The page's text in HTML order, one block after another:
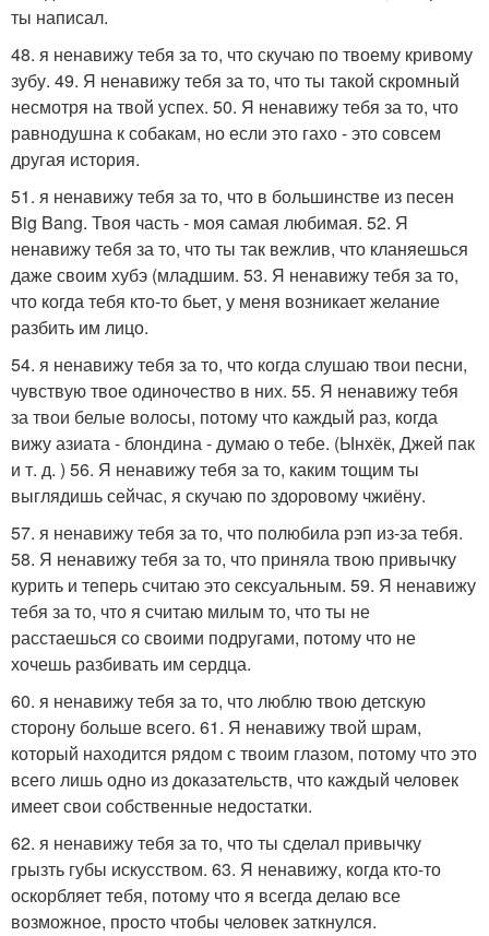
ты написал.
48. я ненавижу тебя за то, что скучаю по твоему кривому
зубу. 49. Я ненавижу тебя за то, что ты такой скромный
несмотря на твой успех. 50. Я ненавижу тебя за то, что
равнодушна к собакам, но если это гахо - это совсем
другая история.
51. я ненавижу тебя за то, что в большинстве из песен
Big Bang. Твоя часть - моя самая любимая. 52. Я
ненавижу тебя за то, что ты так вежлив, что кланяешься
даже своим хубэ (младшим. 53. Я ненавижу тебя за то,
что когда тебя кто-то бьет, у меня возникает желание
разбить им лицо.
54. я ненавижу тебя за то, что когда слушаю твои песни,
чувствую твое одиночество в них. 55. Я ненавижу тебя
за твои белые волосы, потому что каждый раз, когда
вижу азиата - блондина - думаю о тебе. (Ынхёк, Джей пак
и т. д. ) 56. Я ненавижу тебя за то, каким тощим ты
выглядишь сейчас, я скучаю по здоровому чжиёну.
57. я ненавижу тебя за то, что полюбила рэп из-за тебя.
58. Я ненавижу тебя за то, что приняла твою привычку
курить и теперь считаю это сексуальным. 59. Я ненавижу
тебя за то, что я считаю милым то, что ты не
расстаешься со своими подругами, потому что не
хочешь разбивать им сердца.
60. я ненавижу тебя за то, что люблю твою детскую
сторону больше всего. 61. Я ненавижу твой шрам,
который находится рядом с твоим глазом, потому что это
всего лишь одно из доказательств, что каждый человек
имеет свои собственные недостатки.
62. я ненавижу тебя за то, что ты сделал привычку
грызть губы искусством. 63. Я ненавижу, когда кто-то
оскорбляет тебя, потому что я всегда делаю все
возможное, просто чтобы человек заткнулся.